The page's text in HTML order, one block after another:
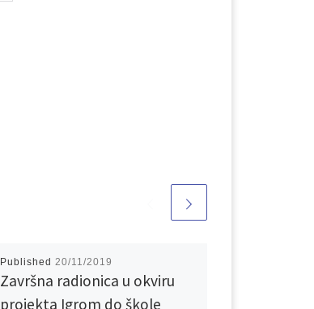
Published20/11/2019
Završna radionica u okviru
projekta Igrom do škole